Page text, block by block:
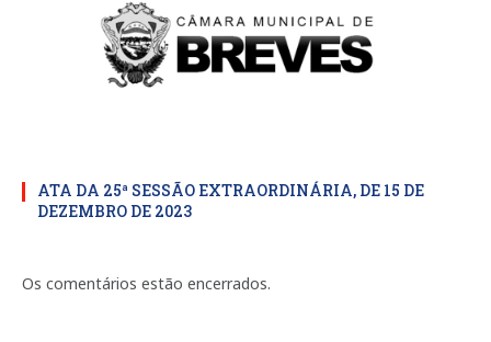
ATA DA 25ª SESSÃO EXTRAORDINÁRIA, DE 15 DE
DEZEMBRO DE 2023
Os comentários estão encerrados.